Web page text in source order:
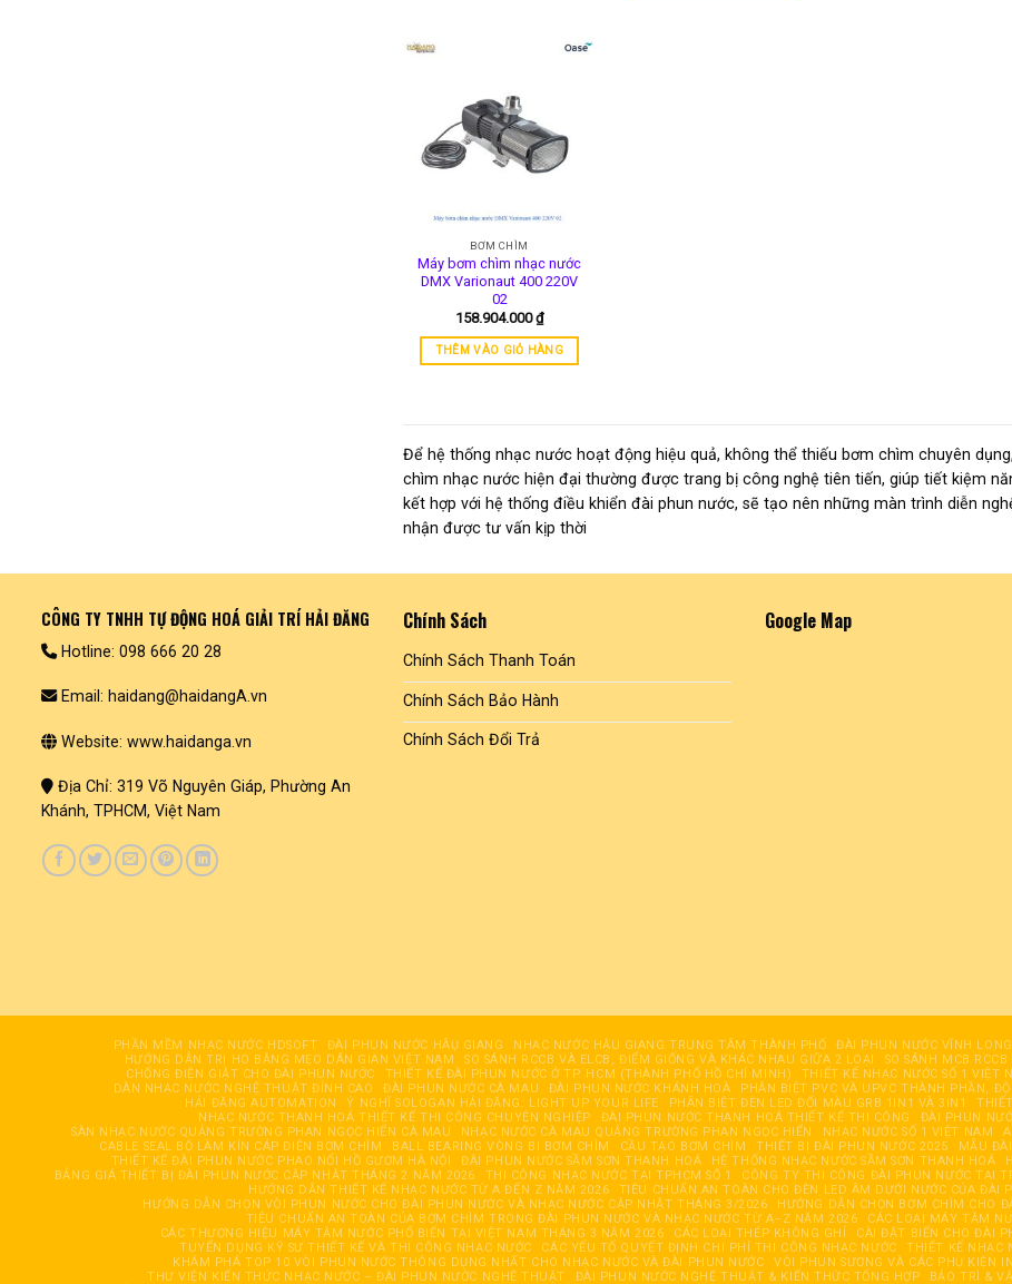
BƠM CHÌM
Máy bơm chìm nhạc nước
DMX Varionaut 400 220V
02
158.904.000₫
THÊM VÀO GIỎ HÀNG
Để hệ thống nhạc nước hoạt động hiệu quả, không thể thiếu bơm chìm chuyên
chìm nhạc nước hiện đại thường được trang bị công nghệ tiên tiến, giúp tiết kiệm
kết hợp với hệ thống điều khiển đài phun nước, sẽ tạo nên những màn trình diễn
nhận được tư vấn kịp thời
CÔNG TY TNHH TỰ ĐỘNG HOÁ GIẢI TRÍ HẢI ĐĂNG
Hotline: 098 666 20 28
Email: haidang@haidangA.vn
Website: www.haidanga.vn
Địa Chỉ: 319 Võ Nguyên Giáp, Phường An
Khánh, TPHCM, Việt Nam
Chính Sách
Chính Sách Thanh Toán
Chính Sách Bảo Hành
Chính Sách Đổi Trả
Google Map
PHẦN MỀM NHẠC NƯỚC HDSOFT ĐÀI PHUN NƯỚC HÂỤ GIANG NHẠC NƯỚC HẬU GIANG TRUNG TÂM THÀNH PHỐ ĐÀI PHUN NƯỚC VĨNH LONG
HƯỚNG DẪN TRỊ HO BẰNG MẸO DÂN GIAN VIỆT NAM
SO SÁNH RCCB VÀ ELCB, ĐIỂM GIỐNG VÀ KHÁC NHAU GIỮA 2 LOẠI
SO SÁNH MCB
CHỐNG ĐIỆN GIẬT CHO ĐÀI PHUN NƯỚC
THIẾT KẾ ĐÀI PHUN NƯỚC Ở TP. HCM (THÀNH PHỐ HỒ CHÍ MINH) THIẾT KẾ NHẠC NƯỚC SỐ 1 VIỆT
DÀN NHẠC NƯỚC NGHỆ THUẬT ĐỈNH CAO
ĐÀI PHUN NƯỚC CÀ MAU ĐÀI PHUN NƯỚC KHÁNH HOÀ
PHÂN BIỆT PVC VÀ UPVC THÀNH PHẦN,
HẢI ĐĂNG AUTOMATION
Ý NGHĨ SOLOGAN HẢI ĐĂNG: LIGHT UP YOUR LIFE PHÂN BIỆT ĐÈN LED ĐỔI MÀU GRB 1IN1 VÀ 3IN1
NHẠC NƯỚC THANH HOÁ THIẾT KẾ THI CÔNG CHUYÊN NGHIỆP
ĐÀI PHUN NƯỚC THANH HOÁ THIẾT KẾ THI CÔNG
ĐÀI PHUN
SÀN NHẠC NƯỚC QUẢNG TRƯỜNG PHAN NGỌC HIỂN CÀ MAU
NHẠC NƯỚC CÀ MAU QUẢNG TRƯỜNG PHAN NGỌC HIỂN NHẠC NƯỚC SỐ 1 VIỆT NAM
CABLE SEAL BỘ LÀM KÍN CÁP ĐIỆN BƠM CHÌM
BALL BEARING VÒNG BI BƠM CHÌM CẦU TẠO BƠM CHÌM THIẾT BỊ ĐÀI PHUN NƯỚC 2025 MẪU
THIẾT KẾ ĐÀI PHUN NƯỚC PHAO NỔI HỒ GƯƠM HÀ NỘI
ĐÀI PHUN NƯỚC SẦM SƠN THANH HOÁ HỆ THỐNG NHẠC NƯỚC SẦM SƠN THANH HOÁ
BẢNG GIÁ THIẾT BỊ ĐÀI PHUN NƯỚC CẬP NHẬT THÁNG 2 NĂM 2026
THI CÔNG NHẠC NƯỚC TẠI TPHCM SỐ 1 CÔNG TY THI CÔNG ĐÀI PHUN NƯỚC TẠI
HƯỚNG DẪN THIẾT KẾ NHẠC NƯỚC TỪ A ĐẾN Z NĂM 2026
TIÊU CHUẨN AN TOÀN CHO ĐÈN LED ÂM DƯỚI NƯỚC CỦA ĐÀI
HƯỚNG DẪN CHỌN VÒI PHUN NƯỚC CHO ĐÀI PHUN NƯỚC VÀ NHẠC NƯỚC CẬP NHẬT THÁNG 3/2026
HƯỚNG DẪN CHỌN BƠM CHÌM CHO
TIÊU CHUẨN AN TOÀN CỦA BƠM CHÌM TRONG ĐÀI PHUN NƯỚC VÀ NHẠC NƯỚC TỪ A–Z NĂM 2026
CÁC LOẠI MÁY TĂM
CÁC THƯƠNG HIỆU MÁY TĂM NƯỚC PHỔ BIẾN TẠI VIỆT NAM THÁNG 3 NĂM 2026
CÁC LOẠI THÉP KHÔNG GHỈ
CÀI ĐẶT BIẾN CHO ĐÀI
TUYỂN DỤNG KỸ SƯ THIẾT KẾ VÀ THI CÔNG NHẠC NƯỚC
CÁC YẾU TỐ QUYẾT ĐỊNH CHI PHÍ THI CÔNG NHẠC NƯỚC
THIẾT KẾ NHẠC
KHÁM PHÁ TOP 10 VÒI PHUN NƯỚC THÔNG DỤNG NHẤT CHO NHẠC NƯỚC VÀ ĐÀI PHUN NƯỚC
VÒI PHUN SƯƠNG VÀ CÁC PHỤ KIỆN
THƯ VIỆN KIẾN THỨC NHẠC NƯỚC – ĐÀI PHUN NƯỚC NGHỆ THUẬT
ĐÀI PHUN NƯỚC NGHỆ THUẬT & KIẾN THỨC TỔNG HỢP BẢO TRÌ &